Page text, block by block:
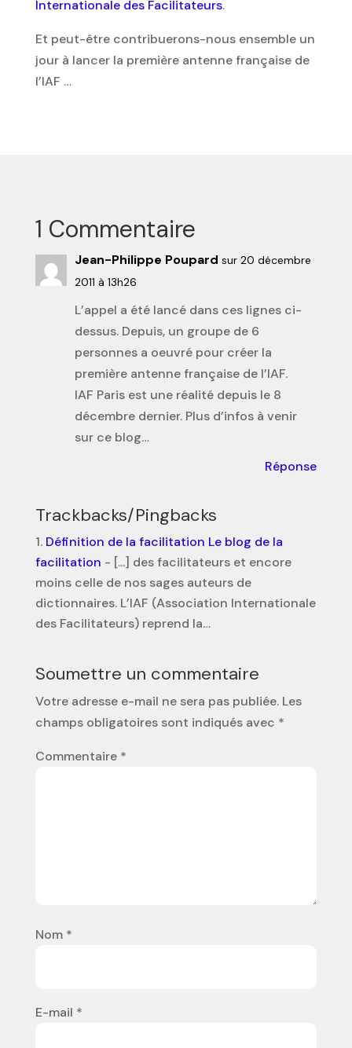
Internationale des Facilitateurs.
Et peut-être contribuerons-nous ensemble un
jour à lancer la première antenne française de
l’IAF …
1 Commentaire
Jean-Philippe Poupard sur 20 décembre
2011 à 13h26
L’appel a été lancé dans ces lignes ci-
dessus. Depuis, un groupe de 6
personnes a oeuvré pour créer la
première antenne française de l’IAF.
IAF Paris est une réalité depuis le 8
décembre dernier. Plus d’infos à venir
sur ce blog…
Réponse
Trackbacks/Pingbacks
Définition de la facilitation Le blog de la
facilitation - [...] des facilitateurs et encore
moins celle de nos sages auteurs de
dictionnaires. L’IAF (Association Internationale
des Facilitateurs) reprend la…
Soumettre un commentaire
Votre adresse e-mail ne sera pas publiée. Les
champs obligatoires sont indiqués avec *
Commentaire *
Nom *
E-mail *